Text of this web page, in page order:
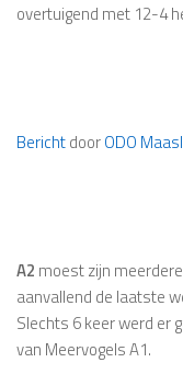
overtuigend met 12-4
BerichtdoorODO
A2 moest zijn
aanvallend de laatste
Slechts 6 keer werd er
van Meervogels A1.